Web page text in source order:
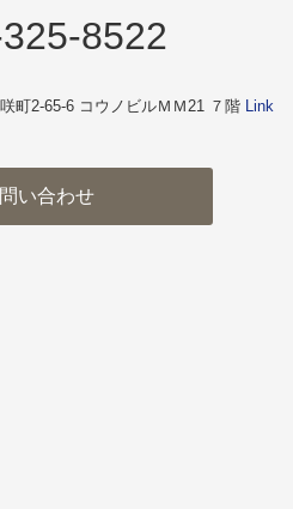
8522
町2-65-6 コウノビルＭＭ21 ７階 Link
い合わせ